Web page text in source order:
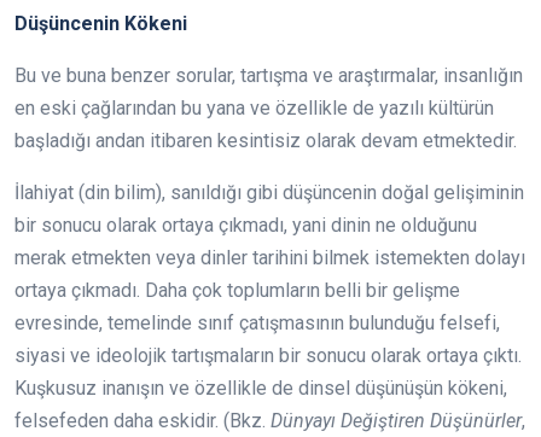
Düşüncenin Kökeni
Bu ve buna benzer sorular, tartışma ve araştırmalar, insanlığın
en eski çağlarından bu yana ve özellikle de yazılı kültürün
başladığı andan itibaren kesintisiz olarak devam etmektedir.
İlahiyat (din bilim), sanıldığı gibi düşüncenin doğal gelişiminin
bir sonucu olarak ortaya çıkmadı, yani dinin ne olduğunu
merak etmekten veya dinler tarihini bilmek istemekten dolayı
ortaya çıkmadı. Daha çok toplumların belli bir gelişme
evresinde, temelinde sınıf çatışmasının bulunduğu felsefi,
siyasi ve ideolojik tartışmaların bir sonucu olarak ortaya çıktı.
Kuşkusuz inanışın ve özellikle de dinsel düşünüşün kökeni,
felsefeden daha eskidir. (Bkz. Dünyayı Değiştiren Düşünürler,